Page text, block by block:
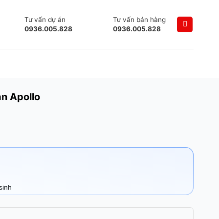
Tư vấn dự án
0936.005.828
Tư vấn bán hàng
0936.005.828
Apollo